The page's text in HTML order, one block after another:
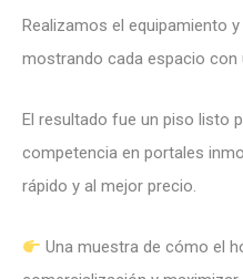
Realizamos el equipamiento
mostrando cada espacio con
El resultado fue un piso listo
competencia en portales
rápido y al mejor precio.
Una muestra de cómo el